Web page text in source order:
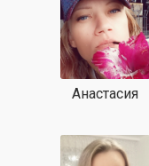
Анастасия